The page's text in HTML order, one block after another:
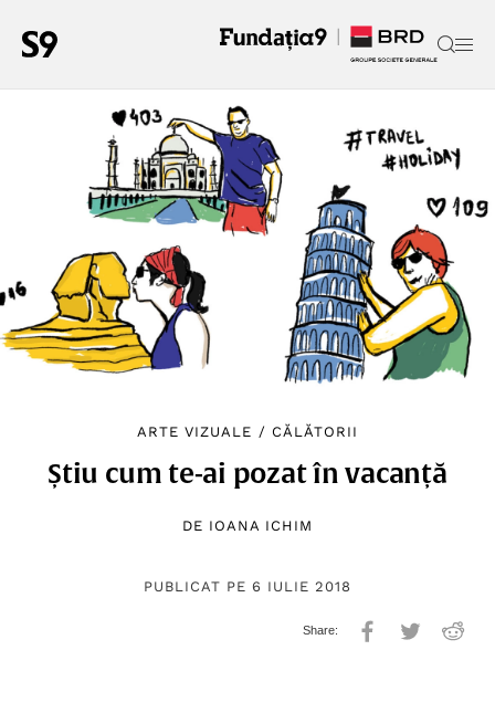
ARTE VIZUALE / CĂLĂTORII
Știu cum te-ai pozat în vacanță
DE IOANA ICHIM
PUBLICAT PE 6 IULIE 2018